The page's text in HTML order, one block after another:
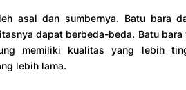
asal dan sumbernya. Batu bara
dapat berbeda-beda. Batu
memiliki kualitas yang lebih
lebih lama.